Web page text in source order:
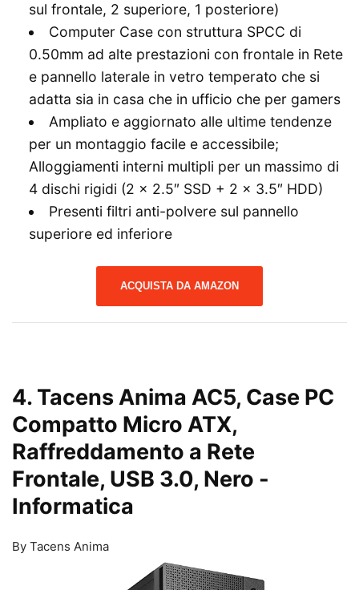
sul frontale, 2 superiore, 1 posteriore)
Computer Case con struttura SPCC di
0.50mm ad alte prestazioni con frontale in Rete
e pannello laterale in vetro temperato che si
adatta sia in casa che in ufficio che per gamers
Ampliato e aggiornato alle ultime tendenze
per un montaggio facile e accessibile;
Alloggiamenti interni multipli per un massimo di
4 dischi rigidi (2 x 2.5″ SSD + 2 x 3.5″ HDD)
Presenti filtri anti-polvere sul pannello
superiore ed inferiore
ACQUISTA DA AMAZON
4. Tacens Anima AC5, Case PC
Compatto Micro ATX,
Raffreddamento a Rete
Frontale, USB 3.0, Nero -
Informatica
By Tacens Anima